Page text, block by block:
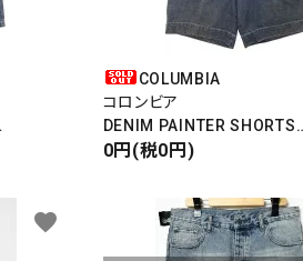
COLUMBIA
コロンビア
DENIM PAINTER SHORTS
デニムペインターショーツ
0円(税0円)
favorite